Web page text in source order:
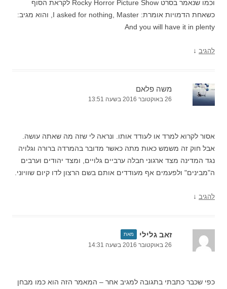
וכמו שנאמר בסרט Rocky Horror Picture Show לקראת הסוף
כשאחת הדמויות אומרת: I asked for nothing, Master, והוא מגיב:
And you will have it in plenty
להגיב ↓
משה פלאם
26 באוקטובר 2016 בשעה 13:51
אסור לקרוא למרד או לעודד אותו. ונראה לי שזה מה שאתה עושה.
אבל חוק זה משמש כאות מתה כאשר מדובר בהמרדה ברורה וגלויה
נגד המדינה מצד ארגוני חבלה ערביים גלויים, ומצד יהודים וערבים
ה"מבינים" ולפעמים אף מעודדים אותם בשם הרצון לדו קיום שוויוני.
להגיב ↓
זאב גלילי מאת
26 באוקטובר 2016 בשעה 14:31
כפי שכבר כתבתי בתגובה למגיב אחר – המאמר הזה הוא כמו מבחן